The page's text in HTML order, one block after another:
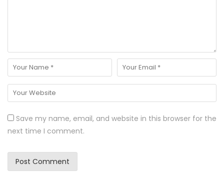
Save my name, email, and website in this browser for the
next time I comment.